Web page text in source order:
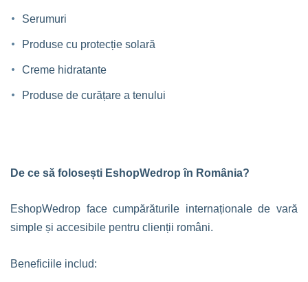
Serumuri
Produse cu protecție solară
Creme hidratante
Produse de curățare a tenului
De ce să folosești EshopWedrop în România?
EshopWedrop face cumpărăturile internaționale de vară
simple și accesibile pentru clienții români.
Beneficiile includ: